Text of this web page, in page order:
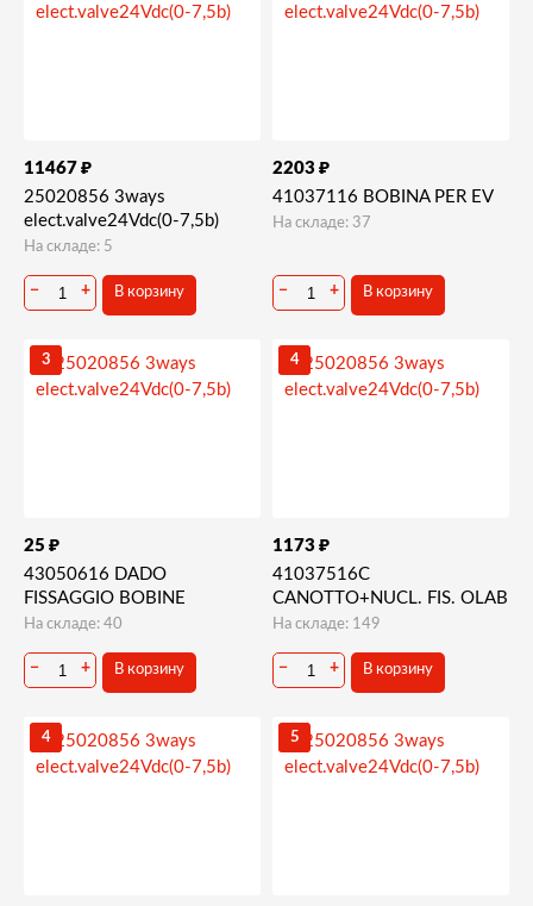
11467 ₽
25020856 3ways
elect.valve24Vdc(0-7,5b)
На складе: 5
− + В корзину
2203 ₽
41037116 BOBINA PER EV
На складе: 37
− + В корзину
3
25 ₽
43050616 DADO
FISSAGGIO BOBINE
На складе: 40
− + В корзину
4
1173 ₽
41037516C
CANOTTO+NUCL. FIS. OLAB
На складе: 149
− + В корзину
4 5